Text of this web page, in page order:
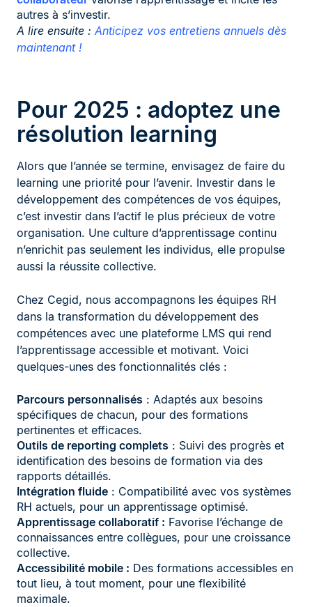
autres à s’investir.
A lire ensuite : Anticipez vos entretiens annuels dès
maintenant !
Pour 2025 : adoptez une
résolution learning
Alors que l’année se termine, envisagez de faire du
learning une priorité pour l’avenir. Investir dans le
développement des compétences de vos équipes,
c’est investir dans l’actif le plus précieux de votre
organisation. Une culture d’apprentissage continu
n’enrichit pas seulement les individus, elle propulse
aussi la réussite collective.
Chez Cegid, nous accompagnons les équipes RH
dans la transformation du développement des
compétences avec une plateforme LMS qui rend
l’apprentissage accessible et motivant. Voici
quelques-unes des fonctionnalités clés :
Parcours personnalisés : Adaptés aux besoins
spécifiques de chacun, pour des formations
pertinentes et efficaces.
Outils de reporting complets : Suivi des progrès et
identification des besoins de formation via des
rapports détaillés.
Intégration fluide : Compatibilité avec vos systèmes
RH actuels, pour un apprentissage optimisé.
Apprentissage collaboratif : Favorise l’échange de
connaissances entre collègues, pour une croissance
collective.
Accessibilité mobile : Des formations accessibles en
tout lieu, à tout moment, pour une flexibilité
maximale.